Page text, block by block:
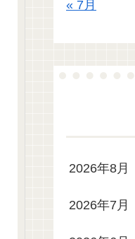
« 7月
2026年8月
2026年7月